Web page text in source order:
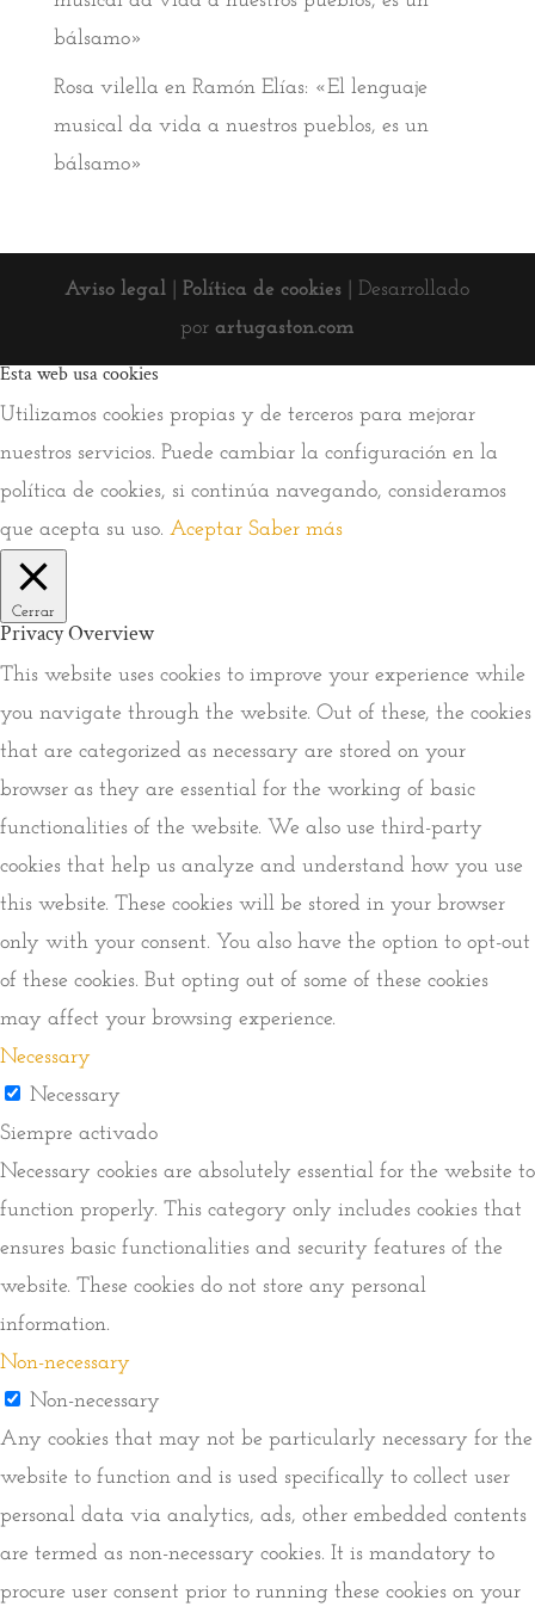
bálsamo»
Rosa vilella en Ramón Elías: «El lenguaje
musical da vida a nuestros pueblos, es un
bálsamo»
Aviso legal |Política de cookies | Desarrollado
por artugaston.com
Esta web usa cookies
Utilizamos cookies propias y de terceros para mejorar
nuestros servicios. Puede cambiar la configuración en la
política de cookies, si continúa navegando, consideramos
que acepta su uso. Aceptar Saber más
Cerrar
Privacy Overview
This website uses cookies to improve your experience while
you navigate through the website. Out of these, the cookies
that are categorized as necessary are stored on your
browser as they are essential for the working of basic
functionalities of the website. We also use third-party
cookies that help us analyze and understand how you use
this website. These cookies will be stored in your browser
only with your consent. You also have the option to opt-out
of these cookies. But opting out of some of these cookies
may affect your browsing experience.
Necessary
Necessary
Siempre activado
Necessary cookies are absolutely essential for the website to
function properly. This category only includes cookies that
ensures basic functionalities and security features of the
website. These cookies do not store any personal
information.
Non-necessary
Non-necessary
Any cookies that may not be particularly necessary for the
website to function and is used specifically to collect user
personal data via analytics, ads, other embedded contents
are termed as non-necessary cookies. It is mandatory to
procure user consent prior to running these cookies on your